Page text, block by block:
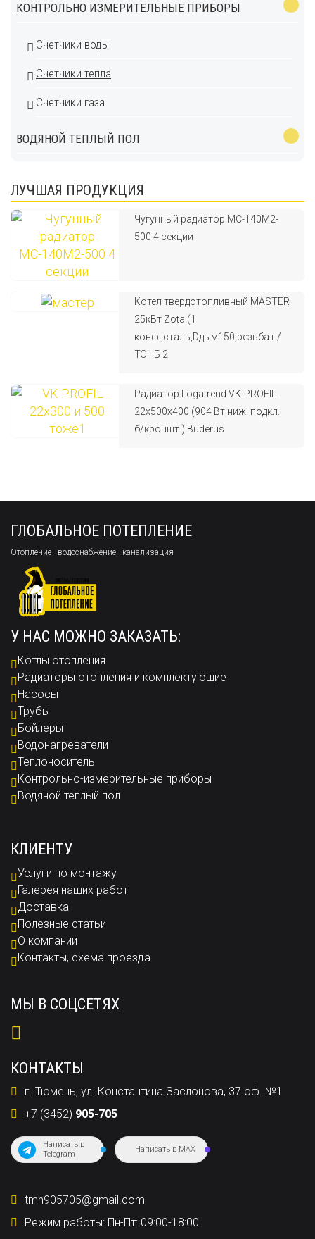
КОНТРОЛЬНО ИЗМЕРИТЕЛЬНЫЕ ПРИБОРЫ
Счетчики воды
Счетчики тепла
Счетчики газа
ВОДЯНОЙ ТЕПЛЫЙ ПОЛ
ЛУЧШАЯ ПРОДУКЦИЯ
Чугунный радиатор МС-140М2-
500 4 секции
Котел твердотопливный MASTER
25кВт Zota (1
конф.,сталь,Dдым150,резьба.п/
ТЭНБ 2
Радиатор Logatrend VK-PROFIL
22x500x400 (904 Вт,ниж. подкл.,
б/кроншт.) Buderus
ГЛОБАЛЬНОЕ ПОТЕПЛЕНИЕ
Отопление - водоснабжение - канализация
У НАС МОЖНО ЗАКАЗАТЬ:
Котлы отопления
Радиаторы отопления и комплектующие
Насосы
Трубы
Бойлеры
Водонагреватели
Теплоноситель
Контрольно-измерительные приборы
Водяной теплый пол
КЛИЕНТУ
Услуги по монтажу
Галерея наших работ
Доставка
Полезные статьи
О компании
Контакты, схема проезда
МЫ В СОЦСЕТЯХ
КОНТАКТЫ
г. Тюмень, ул. Константина Заслонова, 37 оф. №1
+7 (3452) 905-705
Написать в
Telegram
Написать в MAX
tmn905705@gmail.com
Режим работы: Пн-Пт: 09:00-18:00